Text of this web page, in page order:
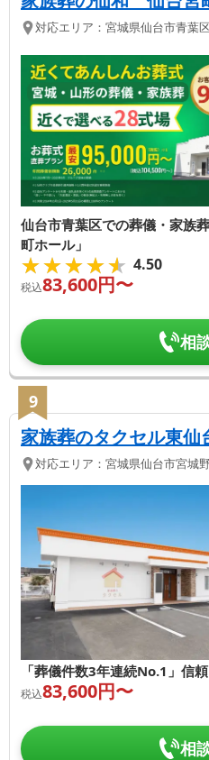
対応エリア： 宮城県仙台市青葉区
仙台市青葉区での葬儀・家族
町ホール」
★★★★★
★★★★★ 4.50
税込83,600円〜
相
9
家族葬のタクセル東仙
対応エリア： 宮城県仙台市宮城
「葬儀件数3年連続No.1」信
税込83,600円〜
相